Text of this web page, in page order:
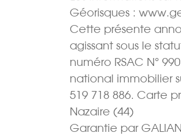
Géorisques :
Cette présente
agissant sous le
numéro RSAC N°
national immobilier
519 718 886. Carte
Nazaire (44)
Garantie par GALIAN